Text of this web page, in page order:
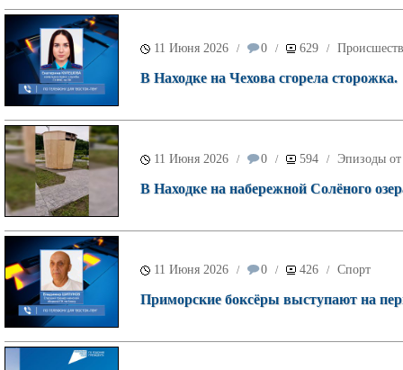
11 Июня 2026 / 0 / 629 /
В Находке на Чехова сгорела сторожка.
11 Июня 2026 / 0 / 594 / Эпизоды от
В Находке на набережной Солёного
11 Июня 2026 / 0 / 426 / Спорт
Приморские боксёры выступают на